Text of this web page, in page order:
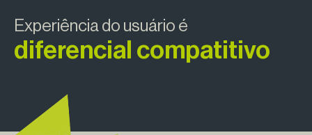
Experiência do usuário é
diferencial compatitivo